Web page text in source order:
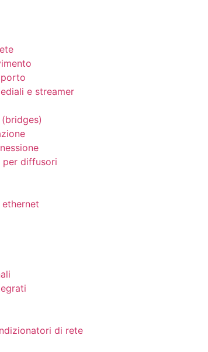
e streamer
per diffusori
di rete